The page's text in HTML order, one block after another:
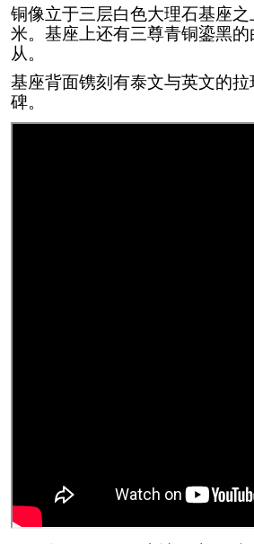
铜像立于三层白色大理石基座
米。基座上还有三尊青铜鎏黑
从。
基座背面镌刻有泰文与英文的
碑。